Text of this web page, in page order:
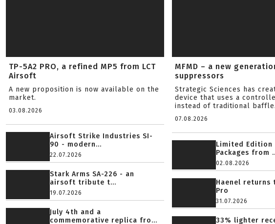
TP-5A2 PRO, a refined MP5 from LCT
Airsoft
A new proposition is now available on the
market.
03.08.2026
Airsoft Strike Industries SI-
90 - modern...
22.07.2026
Stark Arms SA-226 - an
airsoft tribute t...
19.07.2026
July 4th and a
commemorative replica fro...
MFMD – a new
suppressors
Strategic Sciences has
device that uses a
instead of traditional
07.08.2026
Limited Edition
Packages from
02.08.2026
Haenel returns
Pro
31.07.2026
33% lighter